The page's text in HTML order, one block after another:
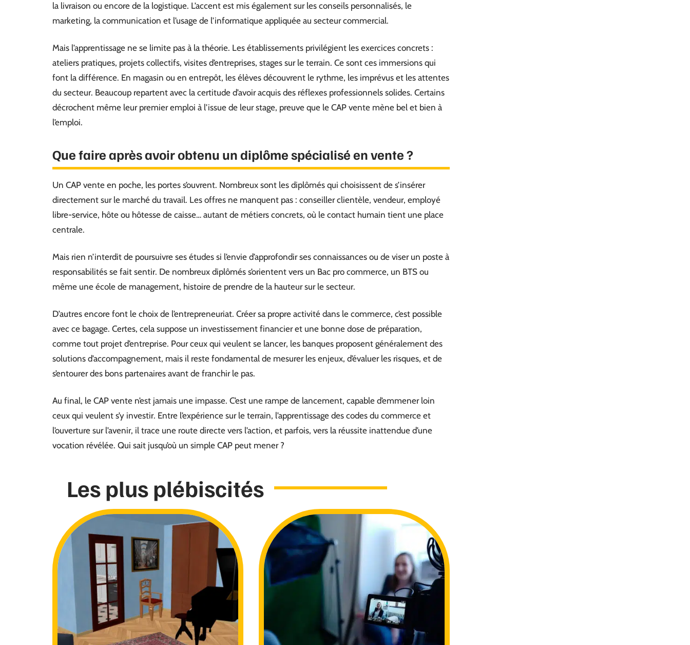
la livraison ou encore de la logistique. L’accent est mis également sur les conseils personnalisés, le
marketing, la communication et l’usage de l’informatique appliquée au secteur commercial.
Mais l’apprentissage ne se limite pas à la théorie. Les établissements privilégient les exercices concrets :
ateliers pratiques, projets collectifs, visites d’entreprises, stages sur le terrain. Ce sont ces immersions qui
font la différence. En magasin ou en entrepôt, les élèves découvrent le rythme, les imprévus et les attentes
du secteur. Beaucoup repartent avec la certitude d’avoir acquis des réflexes professionnels solides. Certains
décrochent même leur premier emploi à l’issue de leur stage, preuve que le CAP vente mène bel et bien à
l’emploi.
Que faire après avoir obtenu un diplôme spécialisé en vente ?
Un CAP vente en poche, les portes s’ouvrent. Nombreux sont les diplômés qui choisissent de s’insérer
directement sur le marché du travail. Les offres ne manquent pas : conseiller clientèle, vendeur, employé
libre-service, hôte ou hôtesse de caisse… autant de métiers concrets, où le contact humain tient une place
centrale.
Mais rien n’interdit de poursuivre ses études si l’envie d’approfondir ses connaissances ou de viser un poste à
responsabilités se fait sentir. De nombreux diplômés s’orientent vers un Bac pro commerce, un BTS ou
même une école de management, histoire de prendre de la hauteur sur le secteur.
D’autres encore font le choix de l’entrepreneuriat. Créer sa propre activité dans le commerce, c’est possible
avec ce bagage. Certes, cela suppose un investissement financier et une bonne dose de préparation,
comme tout projet d’entreprise. Pour ceux qui veulent se lancer, les banques proposent généralement des
solutions d’accompagnement, mais il reste fondamental de mesurer les enjeux, d’évaluer les risques, et de
s’entourer des bons partenaires avant de franchir le pas.
Au final, le CAP vente n’est jamais une impasse. C’est une rampe de lancement, capable d’emmener loin
ceux qui veulent s’y investir. Entre l’expérience sur le terrain, l’apprentissage des codes du commerce et
l’ouverture sur l’avenir, il trace une route directe vers l’action, et parfois, vers la réussite inattendue d’une
vocation révélée. Qui sait jusqu’où un simple CAP peut mener ?
Les plus plébiscités